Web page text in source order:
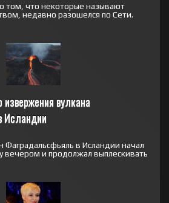
том, что некоторые называют
недавно разошелся по Сети.
вулкана
Исландии
Фаградальсфьяль в Исландии начал
вечером и продолжал выплескивать